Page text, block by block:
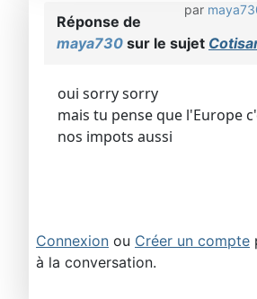
par
Réponse de
maya730 sur le sujet
oui sorry sorry
mais tu pense que l'Europe
nos impots aussi
Connexion ou Créer un compte
à la conversation.